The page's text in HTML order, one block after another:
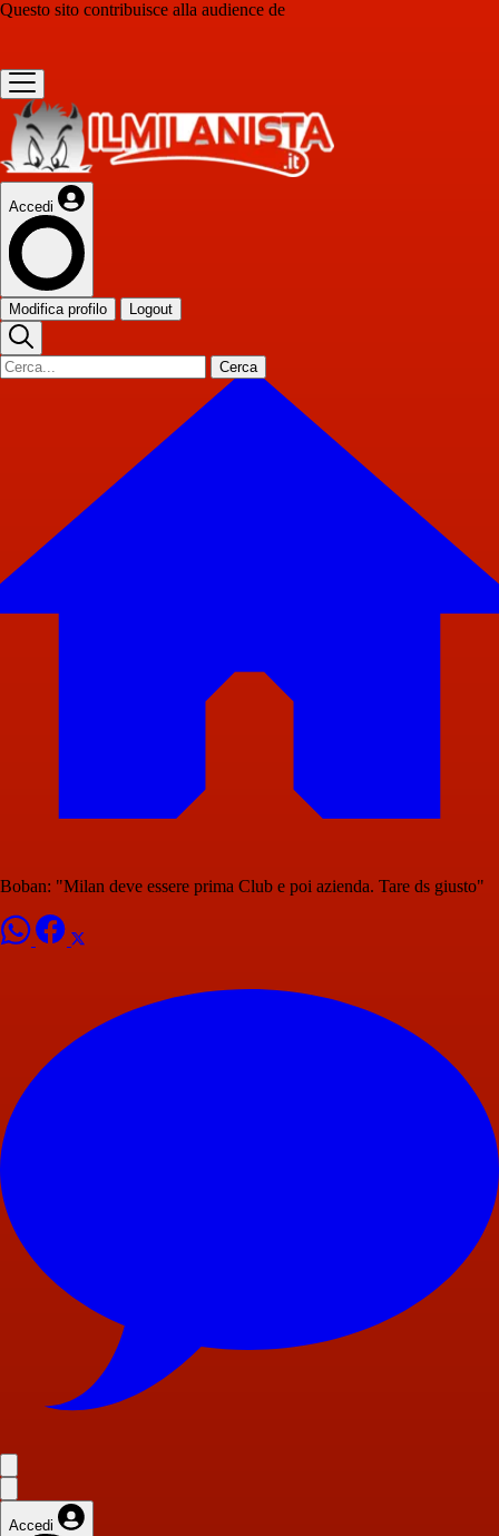
Questo sito contribuisce alla audience de
Accedi
Modifica profilo Logout
Cerca
Boban: "Milan deve essere prima Club e poi azienda. Tare ds giusto"
Accedi